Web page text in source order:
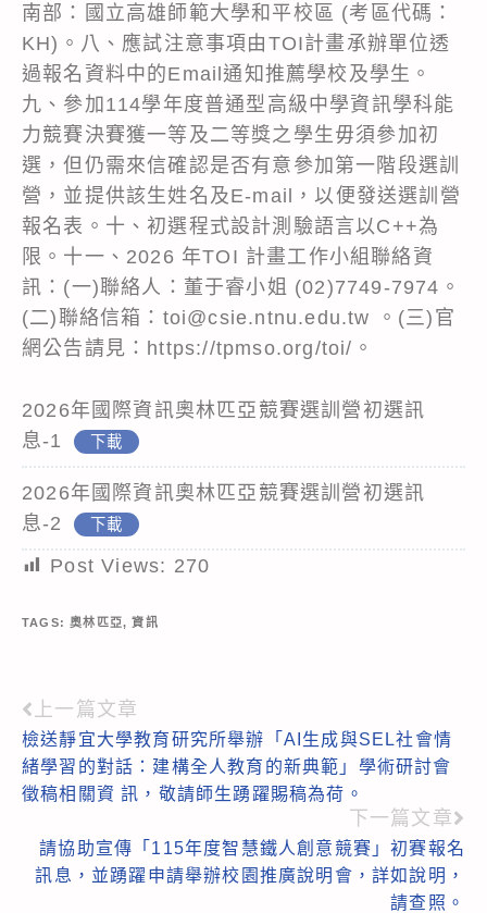
南部：國立高雄師範大學和平校區 (考區代碼：
KH)。八、應試注意事項由TOI計畫承辦單位透
過報名資料中的Email通知推薦學校及學生。
九、參加114學年度普通型高級中學資訊學科能
力競賽決賽獲一等及二等獎之學生毋須參加初
選，但仍需來信確認是否有意參加第一階段選訓
營，並提供該生姓名及E-mail，以便發送選訓營
報名表。十、初選程式設計測驗語言以C++為
限。十一、2026 年TOI 計畫工作小組聯絡資
訊：(一)聯絡人：董于睿小姐 (02)7749-7974。
(二)聯絡信箱：toi@csie.ntnu.edu.tw 。(三)官
網公告請見：https://tpmso.org/toi/。
2026年國際資訊奧林匹亞競賽選訓營初選訊
息-1
下載
2026年國際資訊奧林匹亞競賽選訓營初選訊
息-2
下載
Post Views: 270
TAGS:奧林匹亞, 資訊
Read
more
articles
上一篇文章
檢送靜宜大學教育研究所舉辦「AI生成與SEL社會情
緒學習的對話：建構全人教育的新典範」學術研討會
徵稿相關資 訊，敬請師生踴躍賜稿為荷。
下一篇文章
請協助宣傳「115年度智慧鐵人創意競賽」初賽報名
訊息，並踴躍申請舉辦校園推廣說明會，詳如說明，
請查照。